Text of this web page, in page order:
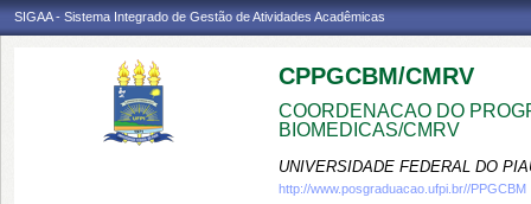
SIGAA - Sistema Integrado de Gestão de Atividades Acadêmicas
CPPGCBM/CMRV
COORDENACAO DO
BIOMEDICAS/CMRV
UNIVERSIDADE FEDERAL DO
http://www.posgraduacao.ufpi.br//PPGCBM